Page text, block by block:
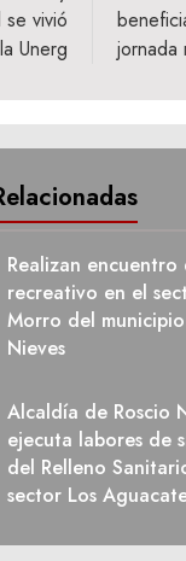
se vivió
Unerg
jornada
Realizan
recreativo en el
Morro del
Nieves
Alcaldía de Roscio
ejecuta labores de
del Relleno
sector Los